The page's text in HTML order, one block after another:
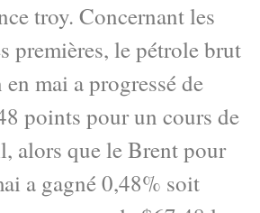
troy. Concernant les
premières, le pétrole brut
mai a progressé de
points pour un cours de
alors que le Brent pour
a gagné 0,48% soit